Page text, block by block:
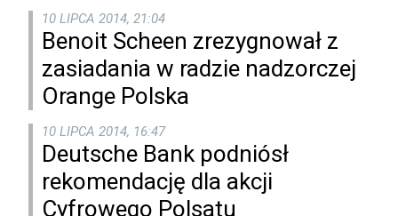
10 LIPCA 2014, 21:04
Benoit Scheen zrezygnował z
zasiadania w radzie nadzorczej
Orange Polska
10 LIPCA 2014, 16:47
Deutsche Bank podniósł
rekomendację dla akcji
Cyfrowego Polsatu